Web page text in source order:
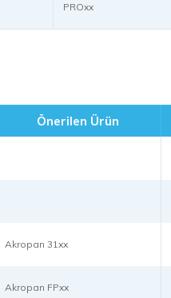
PROxx
Önerilen Ürün
Akropan 31xx
Akropan FPxx